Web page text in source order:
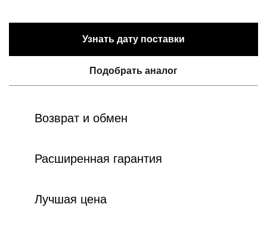
Узнать дату поставки
Подобрать аналог
Возврат и обмен
Расширенная гарантия
Лучшая цена